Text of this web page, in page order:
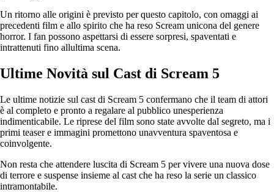
Un ritorno alle origini è previsto per questo capitolo, con omaggi ai
precedenti film e allo spirito che ha reso Scream unicona del genere
horror. I fan possono aspettarsi di essere sorpresi, spaventati e
intrattenuti fino allultima scena.
Ultime Novità sul Cast di Scream 5
Le ultime notizie sul cast di Scream 5 confermano che il team di attori
è al completo e pronto a regalare al pubblico unesperienza
indimenticabile. Le riprese del film sono state avvolte dal segreto, ma i
primi teaser e immagini promettono unavventura spaventosa e
coinvolgente.
Non resta che attendere luscita di Scream 5 per vivere una nuova dose
di terrore e suspense insieme al cast che ha reso la serie un classico
intramontabile.